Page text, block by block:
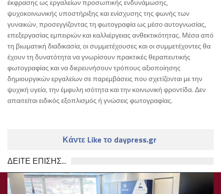
έκφρασης ως εργαλείων προσωπικής ενδυνάμωσης,
ψυχοκοινωνικής υποστήριξης και ενίσχυσης της φωνής των
γυναικών, προσεγγίζοντας τη φωτογραφία ως μέσο αυτογνωσίας,
επεξεργασίας εμπειριών και καλλιέργειας ανθεκτικότητας. Μέσα από
τη βιωματική διαδικασία, οι συμμετέχουσες και οι συμμετέχοντες θα
έχουν τη δυνατότητα να γνωρίσουν πρακτικές θεραπευτικής
φωτογραφίας και να διερευνήσουν τρόπους αξιοποίησης
δημιουργικών εργαλείων σε παρεμβάσεις που σχετίζονται με την
ψυχική υγεία, την έμφυλη ισότητα και την κοινωνική φροντίδα. Δεν
απαιτείται ειδικός εξοπλισμός ή γνώσεις φωτογραφίας.
Κάντε Like το daypress.gr
ΔΕΙΤΕ ΕΠΙΣΗΣ...